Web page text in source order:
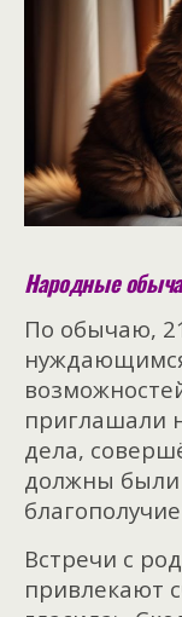
Народные
По обычаю,
приглашали
дела,
должны были
Встречи с
привлекают